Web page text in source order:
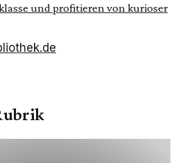
und profitieren von kurioser